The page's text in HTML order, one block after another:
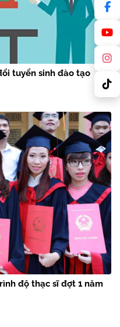
tuyển sinh đào tạo
độ thạc sĩ đợt 1 năm